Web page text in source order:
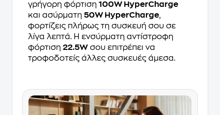
γρήγορη φόρτιση 100W HyperCharge
και ασύρματη 50W HyperCharge,
φορτίζεις πλήρως τη συσκευή σου σε
λίγα λεπτά. Η ενσύρματη αντίστροφη
φόρτιση 22.5W σου επιτρέπει να
τροφοδοτείς άλλες συσκευές άμεσα.